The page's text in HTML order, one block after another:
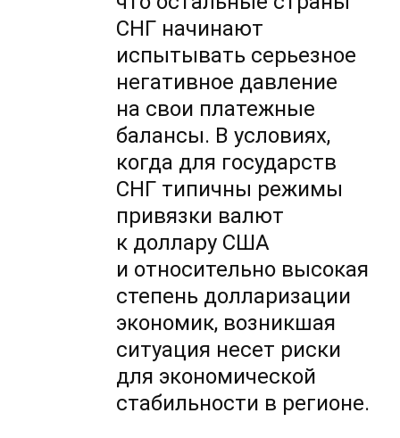
СНГ начинают
испытывать серьезное
негативное давление
на свои платежные
балансы. В условиях,
когда для государств
СНГ типичны режимы
привязки валют
к доллару США
и относительно высокая
степень долларизации
экономик, возникшая
ситуация несет риски
для экономической
стабильности в регионе.